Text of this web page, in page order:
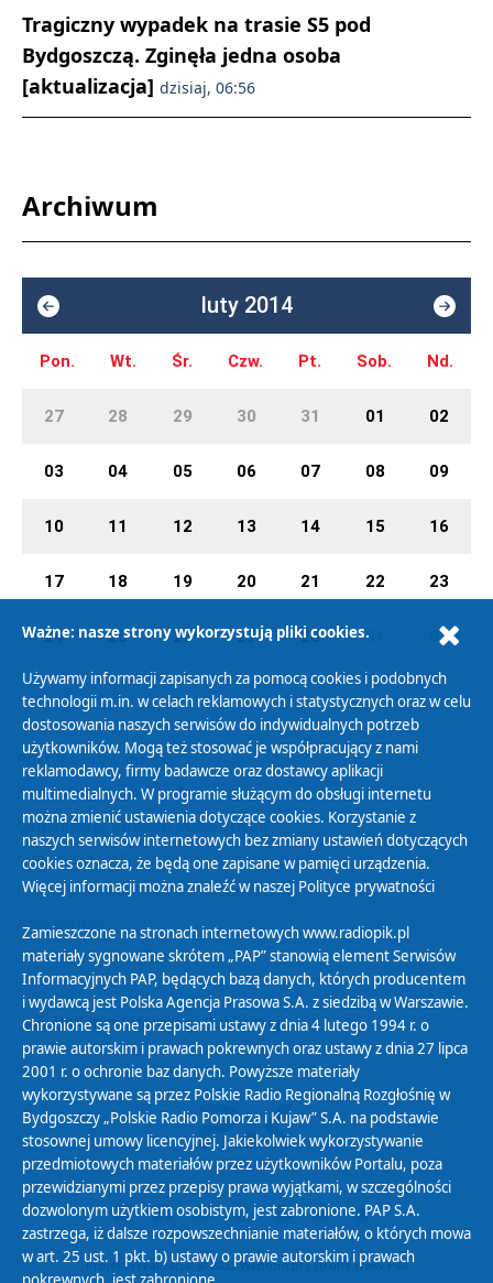
Tragiczny wypadek na trasie S5 pod
Bydgoszczą. Zginęła jedna osoba
[aktualizacja] dzisiaj, 06:56
Archiwum
luty 2014
Pon. Wt. Śr. Czw. Pt. Sob. Nd.
27 28 29 30 31 01 02
03 04 05 06 07 08 09
10 11 12 13 14 15 16
17 18 19 20 21 22 23
24 25 26 27 28 01 02
Polityka Prywatności
Zasady korzystania z Serwisu
Organizacje Pożytku Publicznego
Cyfryzacja DAB+
Polityka ochrony danych osobowych
Abonament
Zamówienia publiczne
Biuletyn Informacji Publicznej
Projekt i realizacja: © 2022Webtom.pl/strony www Piła
Ważne: nasze strony wykorzystują pliki cookies.
Używamy informacji zapisanych za pomocą cookies i podobnych
technologii m.in. w celach reklamowych i statystycznych oraz w celu
dostosowania naszych serwisów do indywidualnych potrzeb
użytkowników. Mogą też stosować je współpracujący z nami
reklamodawcy, firmy badawcze oraz dostawcy aplikacji
multimedialnych. W programie służącym do obsługi internetu
można zmienić ustawienia dotyczące cookies. Korzystanie z
naszych serwisów internetowych bez zmiany ustawień dotyczących
cookies oznacza, że będą one zapisane w pamięci urządzenia.
Więcej informacji można znaleźć w naszej Polityce prywatności
Zamieszczone na stronach internetowych www.radiopik.pl
materiały sygnowane skrótem „PAP” stanowią element Serwisów
Informacyjnych PAP, będących bazą danych, których producentem
i wydawcą jest Polska Agencja Prasowa S.A. z siedzibą w Warszawie.
Chronione są one przepisami ustawy z dnia 4 lutego 1994 r. o
prawie autorskim i prawach pokrewnych oraz ustawy z dnia 27 lipca
2001 r. o ochronie baz danych. Powyższe materiały
wykorzystywane są przez Polskie Radio Regionalną Rozgłośnię w
Bydgoszczy „Polskie Radio Pomorza i Kujaw” S.A. na podstawie
stosownej umowy licencyjnej. Jakiekolwiek wykorzystywanie
przedmiotowych materiałów przez użytkowników Portalu, poza
przewidzianymi przez przepisy prawa wyjątkami, w szczególności
dozwolonym użytkiem osobistym, jest zabronione. PAP S.A.
zastrzega, iż dalsze rozpowszechnianie materiałów, o których mowa
w art. 25 ust. 1 pkt. b) ustawy o prawie autorskim i prawach